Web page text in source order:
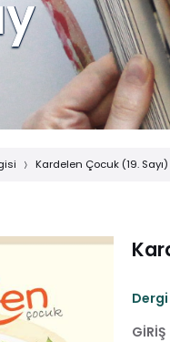
Kardelen Çocuk (19. Sayı)
GİRİŞ